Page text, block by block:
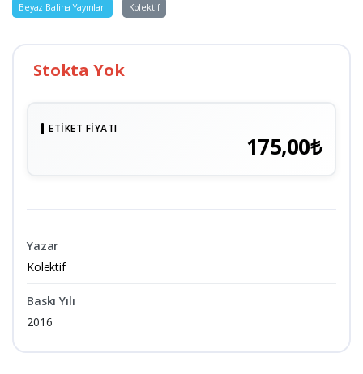
Beyaz Balina Yayınları Kolektif
Stokta Yok
ETIKET FIYATI
175,00₺
Yazar
Kolektif
Baskı Yılı
2016